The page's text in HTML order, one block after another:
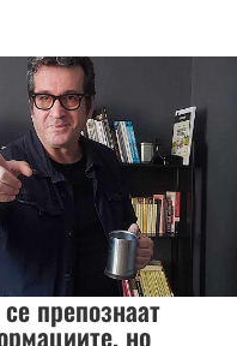
препознаат
но